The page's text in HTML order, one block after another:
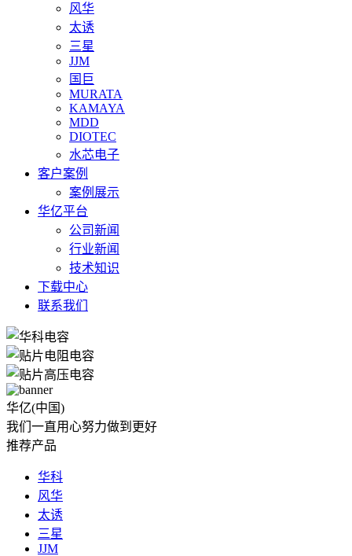
风华
太诱
三星
JJM
国巨
MURATA
KAMAYA
MDD
DIOTEC
水芯电子
客户案例
案例展示
华亿平台
公司新闻
行业新闻
技术知识
下载中心
联系我们
华亿(中国)
我们一直用心努力做到更好
推荐产品
华科
风华
太诱
三星
JJM